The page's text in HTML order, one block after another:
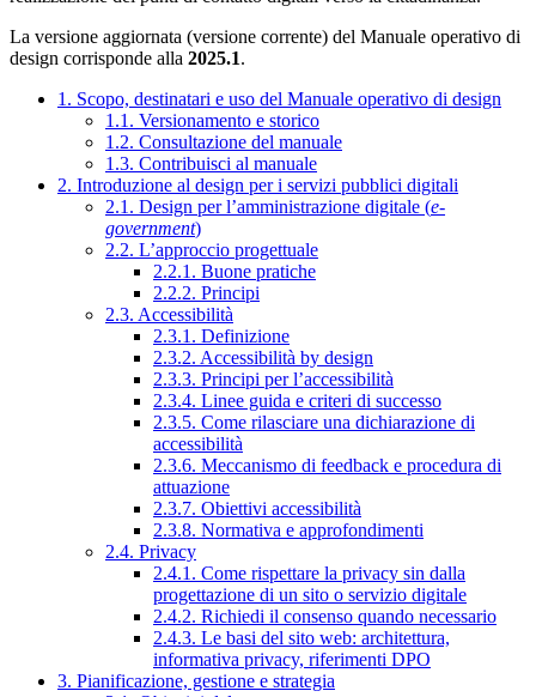
La versione aggiornata (versione corrente) del Manuale operativo di
design corrisponde alla 2025.1.
1. Scopo, destinatari e uso del Manuale operativo di design
1.1. Versionamento e storico
1.2. Consultazione del manuale
1.3. Contribuisci al manuale
2. Introduzione al design per i servizi pubblici digitali
2.1. Design per l’amministrazione digitale (e-
government)
2.2. L’approccio progettuale
2.2.1. Buone pratiche
2.2.2. Principi
2.3. Accessibilità
2.3.1. Definizione
2.3.2. Accessibilità by design
2.3.3. Principi per l’accessibilità
2.3.4. Linee guida e criteri di successo
2.3.5. Come rilasciare una dichiarazione di
accessibilità
2.3.6. Meccanismo di feedback e procedura di
attuazione
2.3.7. Obiettivi accessibilità
2.3.8. Normativa e approfondimenti
2.4. Privacy
2.4.1. Come rispettare la privacy sin dalla
progettazione di un sito o servizio digitale
2.4.2. Richiedi il consenso quando necessario
2.4.3. Le basi del sito web: architettura,
informativa privacy, riferimenti DPO
3. Pianificazione, gestione e strategia